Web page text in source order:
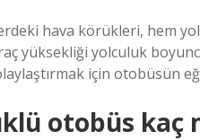
hava körükleri, hem
yüksekliği yolculuk
için otobüsün
otobüs kaç